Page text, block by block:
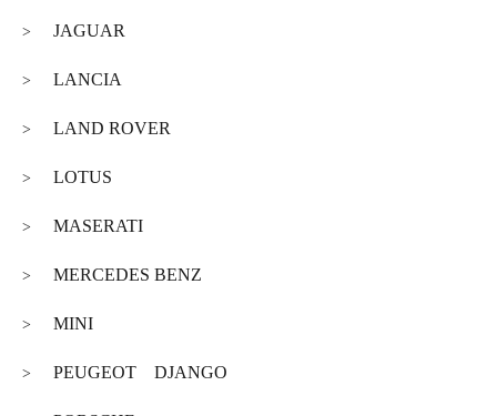
> JAGUAR
> LANCIA
> LAND ROVER
> LOTUS
> MASERATI
> MERCEDES BENZ
> MINI
> PEUGEOT DJANGO